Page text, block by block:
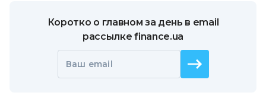
Коротко о главном за день в email
рассылке finance.ua
Ваш email